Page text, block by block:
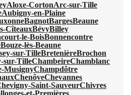
Aloxe-CortonArc-sur-Tille
Aubigny-en-Plaine
BagnotBargesBeaune
CîteauxBévyBilley
le-BoisBonnencontre
Bouze-lès-Beaune
sur-TilleBretenièreBrochon
sur-TilleChambeireChamblanc
MusignyChampdôtre
ChenôveChevannes
Saint-SauveurChivres
et-Premières